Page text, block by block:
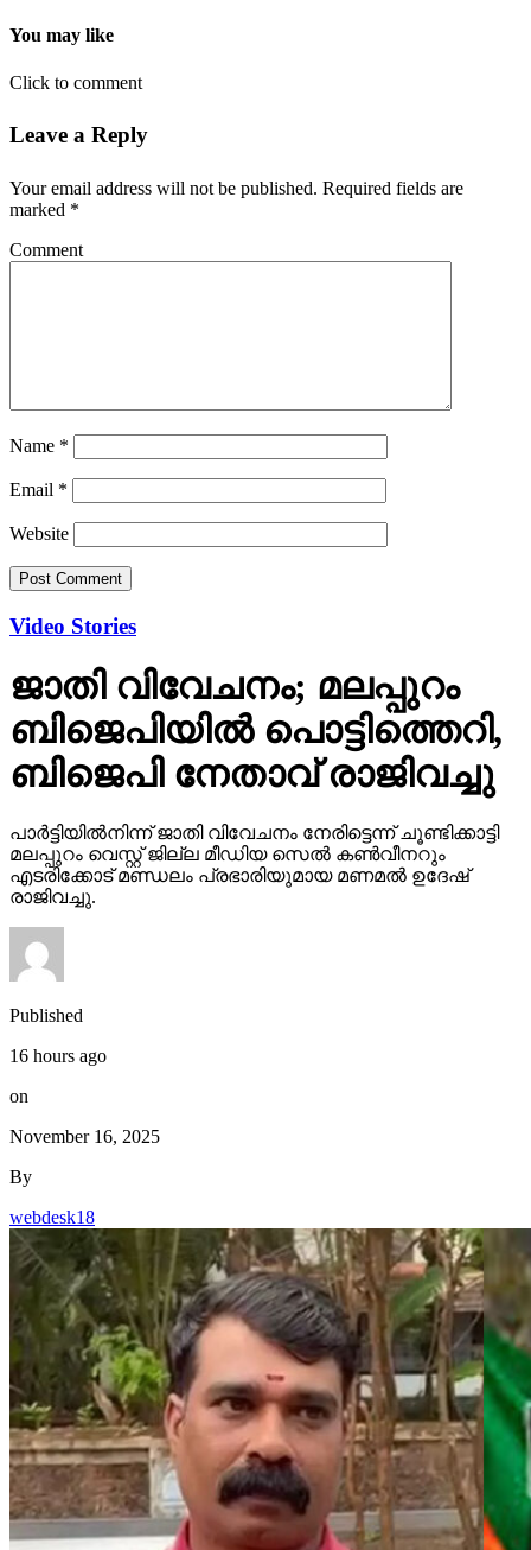
You may like
Click to comment
Leave a Reply
Your email address will not be published. Required fields are
marked *
Comment
Name *
Email *
Website
Video Stories
ജാതി വിവേചനം; മലപ്പുറം
ബിജെപിയില്‍ പൊട്ടിത്തെറി,
ബിജെപി നേതാവ് രാജിവച്ചു
പാര്‍ട്ടിയില്‍നിന്ന് ജാതി വിവേചനം നേരിട്ടെന്ന് ചൂണ്ടിക്കാട്ടി
മലപ്പുറം വെസ്റ്റ് ജില്ല മീഡിയ സെല്‍ കണ്‍വീനറും
എടരിക്കോട് മണ്ഡലം പ്രഭാരിയുമായ മണമല്‍ ഉദേഷ്
രാജിവച്ചു.
Published
16 hours ago
on
November 16, 2025
By
webdesk18